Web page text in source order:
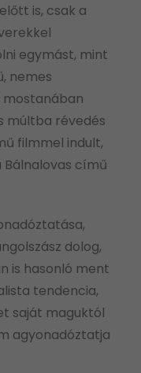
is, csak a
egymást, mint
nemes
múltba révedés
filmmel indult,
Bálnalovas című
dolog,
is hasonló ment
tendencia,
saját maguktól
agyonadóztatja